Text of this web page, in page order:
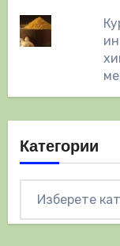
Категории